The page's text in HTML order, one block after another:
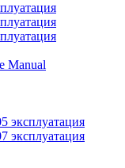
Manual
эксплуатация
эксплуатация